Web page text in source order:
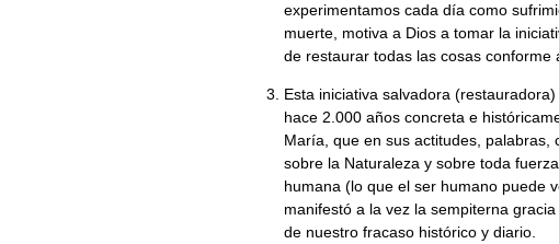
experimentamos cada día como
muerte, motiva a Dios a tomar la
de restaurar todas las cosas conforme
Esta iniciativa salvadora
hace 2.000 años concreta e
María, que en sus actitudes, palabras,
sobre la Naturaleza y sobre toda
humana (lo que el ser humano puede
manifestó a la vez la sempiterna
de nuestro fracaso histórico y diario.